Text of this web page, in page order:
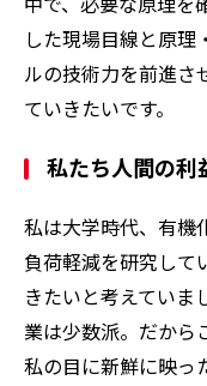
中で、必要な原理を
した現場目線と原理
ルの技術力を前進さ
ていきたいです。
私たち人間の利
私は大学時代、有機
負荷軽減を研究して
きたいと考えていま
業は少数派。だから
私の目に新鮮に映っ